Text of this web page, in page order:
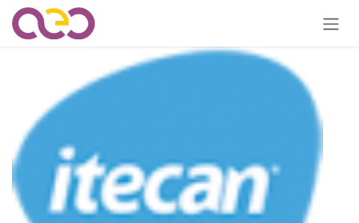
Ir al contenido